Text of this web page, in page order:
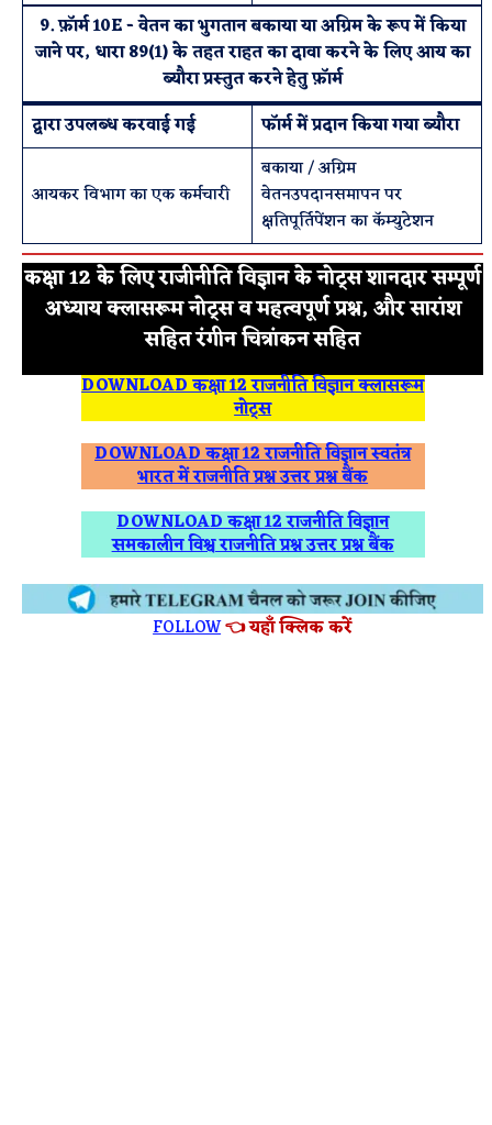
9. फ़ॉर्म 10E - वेतन का भुगतान बकाया या अग्रिम के रूप में किया
जाने पर, धारा 89(1) के तहत राहत का दावा करने के लिए आय का
ब्यौरा प्रस्तुत करने हेतु फ़ॉर्म
द्वारा उपलब्ध करवाई गई
फॉर्म में प्रदान किया गया ब्यौरा
आयकर विभाग का एक कर्मचारी
बकाया / अग्रिम
वेतनउपदानसमापन पर
क्षतिपूर्तिपेंशन का कॅम्युटेशन
कक्षा 12 के लिए राजीनीति विज्ञान के नोट्स शानदार सम्पूर्ण
अध्याय क्लासरूम नोट्स व महत्वपूर्ण प्रश्न, और सारांश
सहित रंगीन चित्रांकन सहित
DOWNLOAD कक्षा 12 राजनीति विज्ञान क्लासरूम
नोट्स
DOWNLOAD कक्षा 12 राजनीति विज्ञान स्वतंत्र
भारत में राजनीति प्रश्न उत्तर प्रश्न बैंक
DOWNLOAD कक्षा 12 राजनीति विज्ञान
समकालीन विश्व राजनीति प्रश्न उत्तर प्रश्न बैंक
FOLLOW👈 यहाँ क्लिक करें